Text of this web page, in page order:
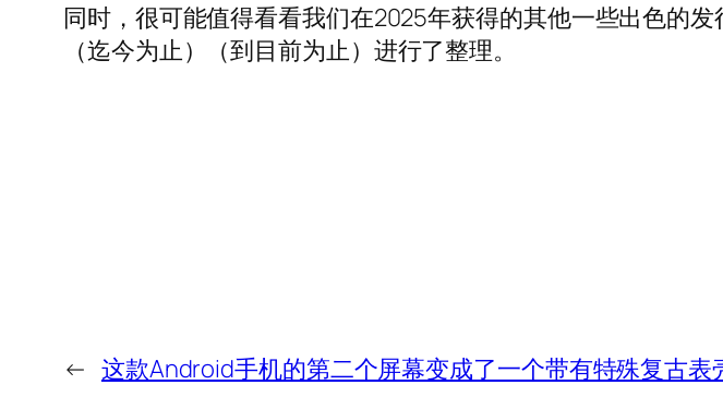
同时，很可能值得看看我们在2025年获得的其他一些出色的
（迄今为止）（到目前为止）进行了整理。
← 这款Android手机的第二个屏幕变成了一个带有特殊复古表